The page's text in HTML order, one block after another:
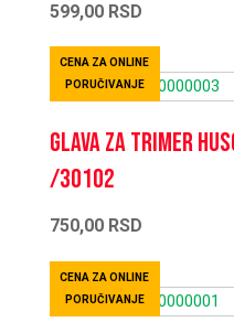
599,00 RSD
CENA ZA ONLINE
PORUČIVANJE
Glava za trimer
/30102
750,00 RSD
CENA ZA ONLINE
PORUČIVANJE